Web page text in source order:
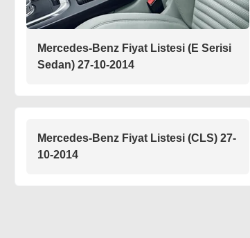
Mercedes-Benz Fiyat Listesi (E Serisi
Sedan) 27-10-2014
Mercedes-Benz Fiyat Listesi (CLS) 27-
10-2014